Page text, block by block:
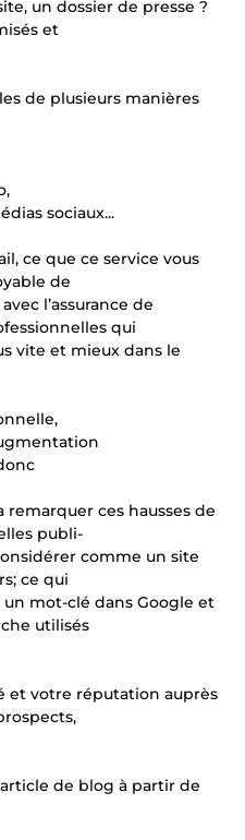
un dossier de presse ?
et
de plusieurs manières
sociaux...
ce que ce service vous
de
l’assurance de
qui
vite et mieux dans le
remarquer ces hausses de
publi-
comme un site
ce qui
mot-clé dans Google et
utilisés
et votre réputation auprès
de blog à partir de